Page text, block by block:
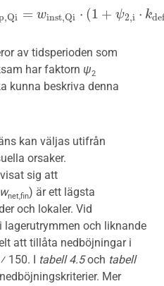
,Qi = winst,Qi ⋅ (1 + ψ2,i ⋅ kde
win st,Qi⋅(1+ ψ2 i⋅ k de f)
av tidsperioden som
har faktorn ψ2
kunna beskriva denna
kan väljas utifrån
orsaker.
sig att
wnet,fin) är ett lägsta
och lokaler. Vid
och liknande
att tillåta nedböjningar i
⁄ 150. I tabell 4.5och tabell
Mer